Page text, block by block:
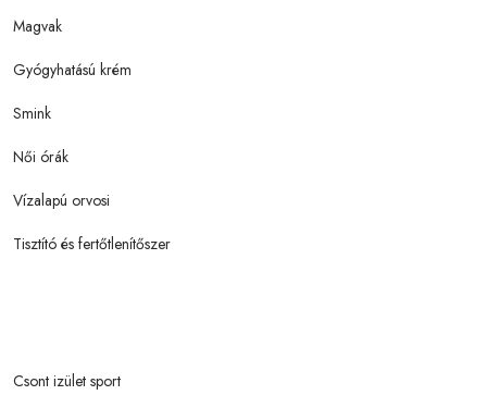
Magvak
Gyógyhatású krém
Smink
Női órák
Vízalapú orvosi
Tisztító és fertőtlenítőszer
Csont izület sport